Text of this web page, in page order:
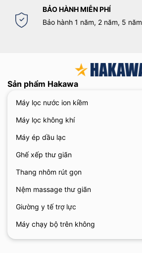
BẢO HÀNH MIỄN PHÍ
Bảo hành 1 năm, 2 năm, 5 năm
Sản phẩm Hakawa
Máy lọc nước ion kiềm
Máy lọc không khí
Máy ép dầu lạc
Ghế xếp thư giãn
Thang nhôm rút gọn
Nệm massage thư giãn
Giường y tế trợ lực
Máy chạy bộ trên không